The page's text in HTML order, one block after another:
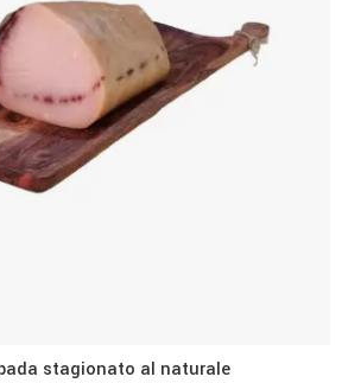
stagionato al naturale